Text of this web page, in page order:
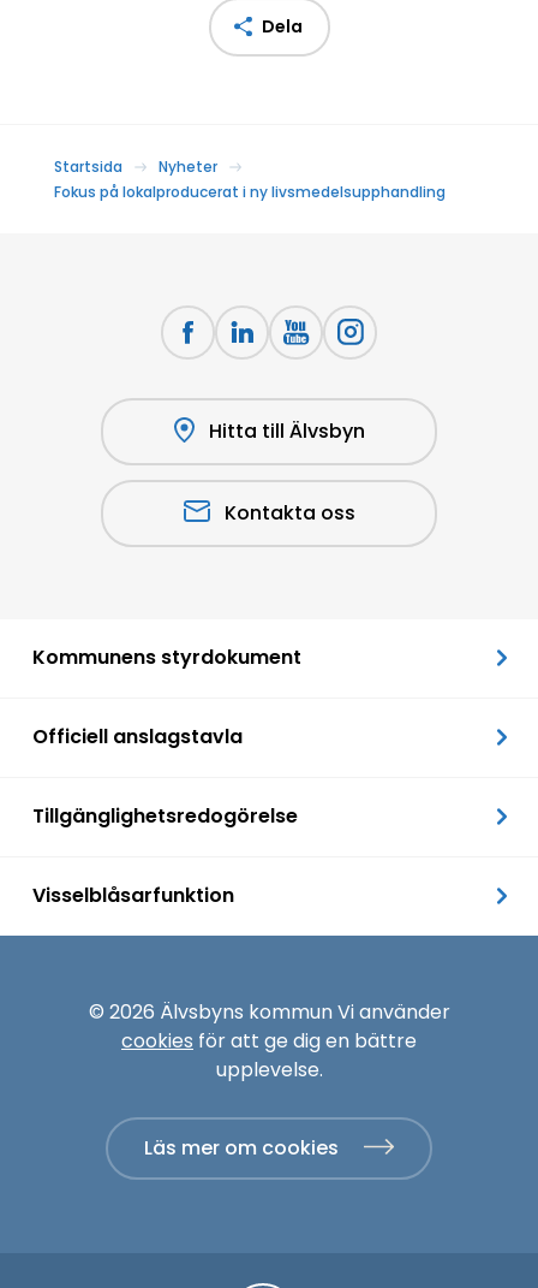
Dela
Startsida
Nyheter
Fokus på lokalproducerat i ny livsmedelsupphandling
Hitta till Älvsbyn
Kontakta oss
Kommunens styrdokument
Officiell anslagstavla
Tillgänglighetsredogörelse
Visselblåsarfunktion
© 2026 Älvsbyns kommun Vi använder
cookies för att ge dig en bättre
upplevelse.
Läs mer om cookies